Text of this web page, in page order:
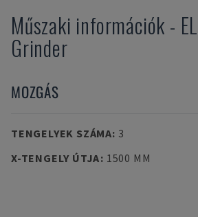
Műszaki információk -
Grinder
MOZGÁS
TENGELYEK SZÁMA: 3
X-TENGELY ÚTJA: 1500 MM